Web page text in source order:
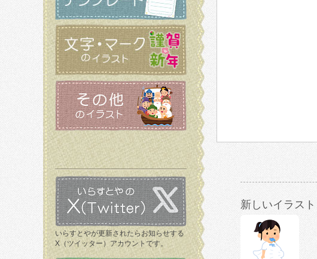
いらすとやが更新されたらお知らせする
X（ツイッター）アカウントです。
新しいイラスト